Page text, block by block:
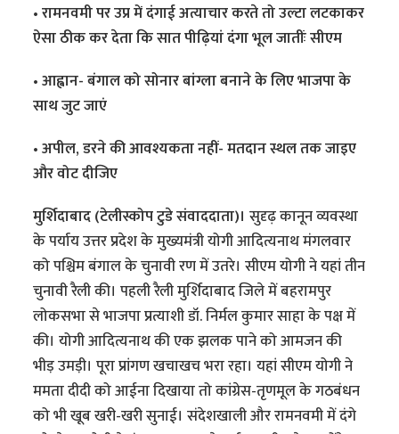
• रामनवमी पर उप्र में दंगाई अत्याचार करते तो उल्टा लटकाकर
ऐसा ठीक कर देता कि सात पीढ़ियां दंगा भूल जातींः सीएम
• आह्वान- बंगाल को सोनार बांग्ला बनाने के लिए भाजपा के
साथ जुट जाएं
• अपील, डरने की आवश्यकता नहीं- मतदान स्थल तक जाइए
और वोट दीजिए
मुर्शिदाबाद (टेलीस्कोप टुडे संवाददाता)।सुदृढ़ कानून व्यवस्था
के पर्याय उत्तर प्रदेश के मुख्यमंत्री योगी आदित्यनाथ मंगलवार
को पश्चिम बंगाल के चुनावी रण में उतरे। सीएम योगी ने यहां तीन
चुनावी रैली की। पहली रैली मुर्शिदाबाद जिले में बहरामपुर
लोकसभा से भाजपा प्रत्याशी डॉ. निर्मल कुमार साहा के पक्ष में
की। योगी आदित्यनाथ की एक झलक पाने को आमजन की
भीड़ उमड़ी। पूरा प्रांगण खचाखच भरा रहा। यहां सीएम योगी ने
ममता दीदी को आईना दिखाया तो कांग्रेस-तृणमूल के गठबंधन
को भी खूब खरी-खरी सुनाई। संदेशखाली और रामनवमी में दंगे